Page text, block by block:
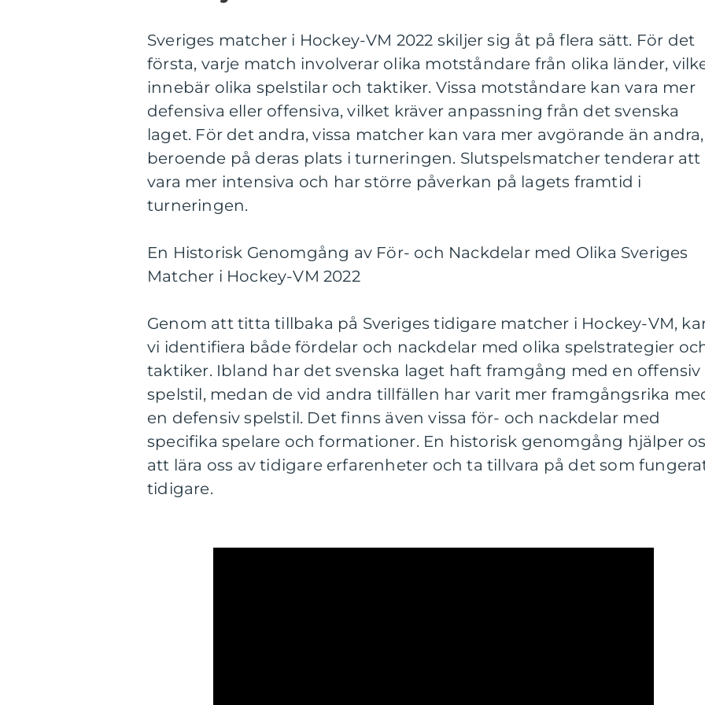
Sveriges matcher i Hockey-VM 2022 skiljer sig åt på flera sätt. För det
första, varje match involverar olika motståndare från olika länder,
innebär olika spelstilar och taktiker. Vissa motståndare kan vara mer
defensiva eller offensiva, vilket kräver anpassning från det svenska
laget. För det andra, vissa matcher kan vara mer avgörande än andra,
beroende på deras plats i turneringen. Slutspelsmatcher tenderar att
vara mer intensiva och har större påverkan på lagets framtid i
turneringen.
En Historisk Genomgång av För- och Nackdelar med Olika Sveriges
Matcher i Hockey-VM 2022
Genom att titta tillbaka på Sveriges tidigare matcher i Hockey-VM,
vi identifiera både fördelar och nackdelar med olika spelstrategier
taktiker. Ibland har det svenska laget haft framgång med en offensiv
spelstil, medan de vid andra tillfällen har varit mer framgångsrika
en defensiv spelstil. Det finns även vissa för- och nackdelar med
specifika spelare och formationer. En historisk genomgång hjälper
att lära oss av tidigare erfarenheter och ta tillvara på det som
tidigare.